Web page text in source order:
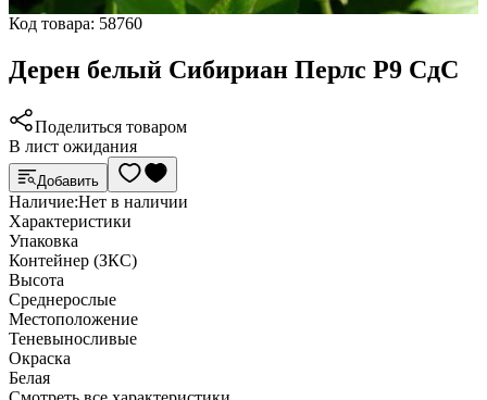
Код товара: 58760
Дерен белый Сибириан Перлс Р9 СдС
Поделиться товаром
В лист ожидания
Добавить
Наличие:Нет в наличии
Характеристики
Упаковка
Контейнер (ЗКС)
Высота
Среднерослые
Местоположение
Теневыносливые
Окраска
Белая